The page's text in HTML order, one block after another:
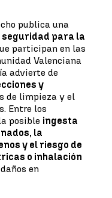
publica una
seguridad para la
participan en las
Valenciana
advierte de
y
de limpieza y el
Entre los
posible ingesta
la
y el riesgo de
o inhalación
en